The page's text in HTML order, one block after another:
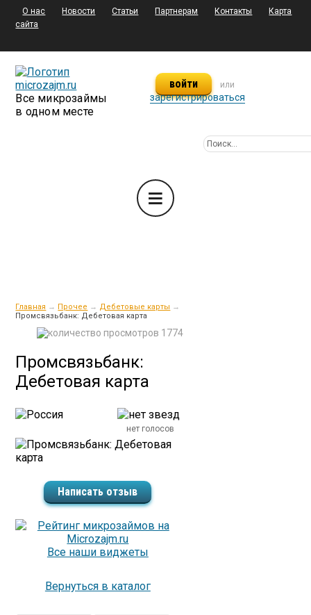
О нас Новости Статьи Партнерам Контакты
Карта
сайта
Все микрозаймы
в одном месте
войти или
зарегистрироваться
Главная → Прочее → Дебетовые карты →
Промсвязьбанк: Дебетовая карта
1774
Промсвязьбанк:
Дебетовая карта
нет голосов
Написать отзыв
Все наши виджеты
Вернуться в каталог